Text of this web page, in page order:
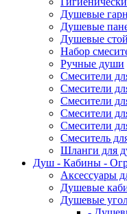
Душевые
Душевые
Душевые
Набор
Ручные души
Смесители
Смесители
Смесители
Смесители
Смесители
Смеситель
Шланги для
Душ - Кабины -
Аксессуары
Душевые
Душевые